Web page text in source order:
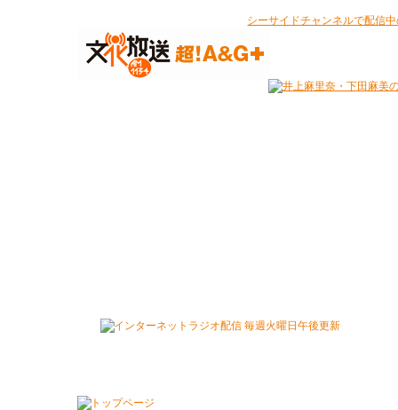
シーサイドチャンネルで配信